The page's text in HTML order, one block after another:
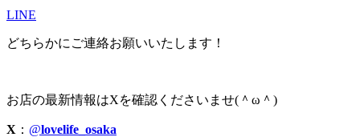
LINE
どちらかにご連絡お願いいたします！
お店の最新情報はXを確認くださいませ(＾ω＾)
X ： @lovelife_osaka